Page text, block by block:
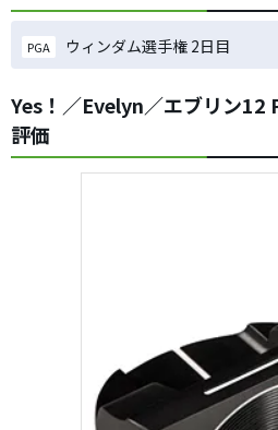
PGA ウィンダム選手権 2日目
Yes！／Evelyn／エブリン12
評価